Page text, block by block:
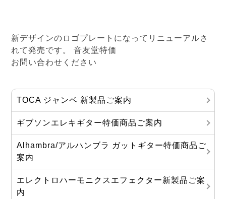
新デザインのロゴプレートになってリニューアルさ
れて発売です。 音友堂特価
お問い合わせください
TOCA ジャンベ 新製品ご案内
ギブソンエレキギター特価商品ご案内
Alhambra/アルハンブラ ガットギター特価商品ご
案内
エレクトロハーモニクスエフェクター新製品ご案
内